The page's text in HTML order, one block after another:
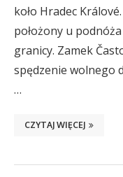
koło Hradec
położony u
granicy. Zamek
spędzenie wolnego
…
CZYTAJ WIĘCEJ